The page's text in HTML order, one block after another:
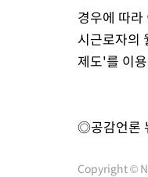
경우에 따
시근로자의
제도'를 이
◎공감언론
Copyright ©